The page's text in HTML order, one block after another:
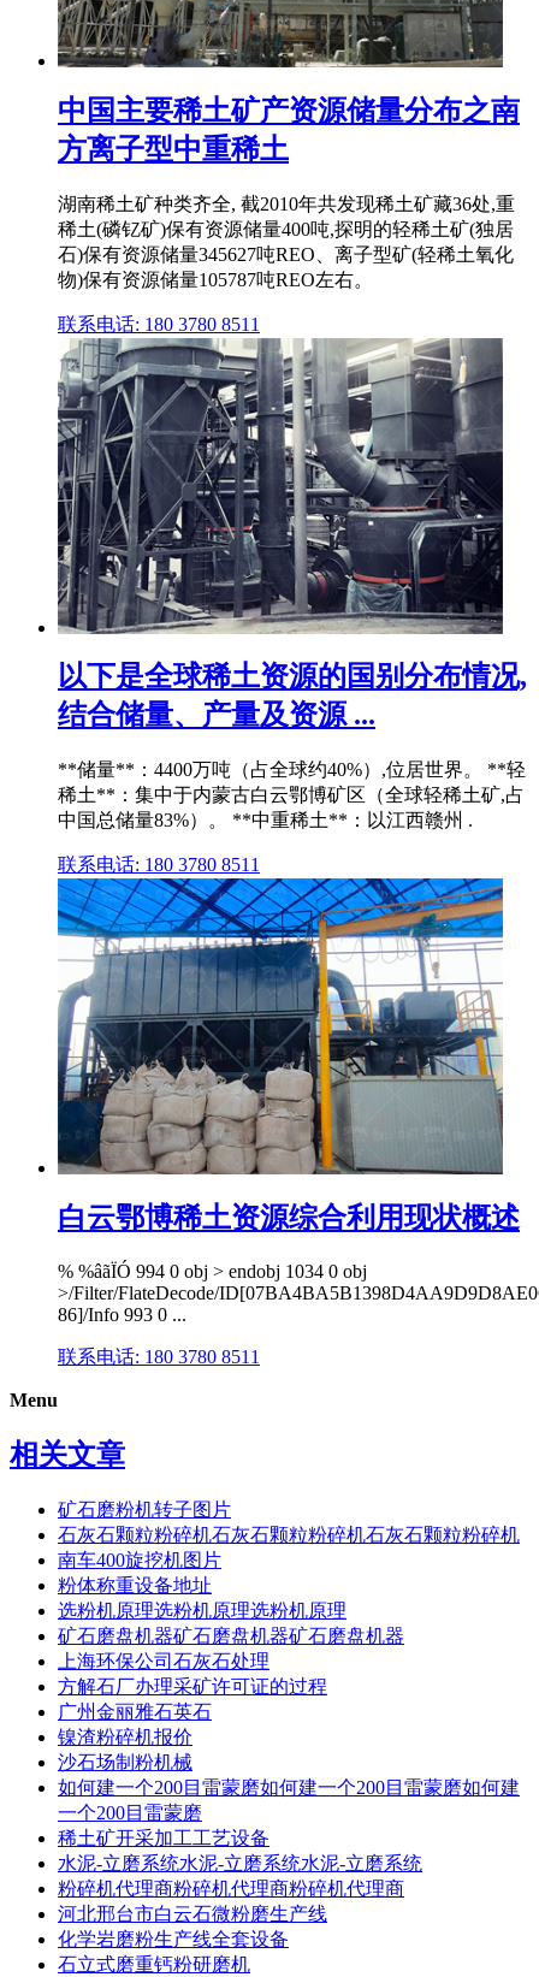
中国主要稀土矿产资源储量分布之南
方离子型中重稀土
湖南稀土矿种类齐全, 截2010年共发现稀土矿藏36处,重
稀土(磷钇矿)保有资源储量400吨,探明的轻稀土矿(独居
石)保有资源储量345627吨REO、离子型矿(轻稀土氧化
物)保有资源储量105787吨REO左右。
联系电话: 180 3780 8511
以下是全球稀土资源的国别分布情况,
结合储量、产量及资源 ...
**储量**：4400万吨（占全球约40%）,位居世界。 **轻
稀土**：集中于内蒙古白云鄂博矿区（全球轻稀土矿,占
中国总储量83%）。 **中重稀土**：以江西赣州 .
联系电话: 180 3780 8511
白云鄂博稀土资源综合利用现状概述
% %âãÏÓ 994 0 obj > endobj 1034 0 obj
>/Filter/FlateDecode/
86]/Info 993 0 ...
联系电话: 180 3780 8511
Menu
相关文章
矿石磨粉机转子图片
石灰石颗粒粉碎机石灰石颗粒粉碎机石灰石颗粒粉碎机
南车400旋挖机图片
粉体称重设备地址
选粉机原理选粉机原理选粉机原理
矿石磨盘机器矿石磨盘机器矿石磨盘机器
上海环保公司石灰石处理
方解石厂办理采矿许可证的过程
广州金丽雅石英石
镍渣粉碎机报价
沙石场制粉机械
如何建一个200目雷蒙磨如何建一个200目雷蒙磨如何建
一个200目雷蒙磨
稀土矿开采加工工艺设备
水泥-立磨系统水泥-立磨系统水泥-立磨系统
粉碎机代理商粉碎机代理商粉碎机代理商
河北邢台市白云石微粉磨生产线
化学岩磨粉生产线全套设备
石立式磨重钙粉研磨机